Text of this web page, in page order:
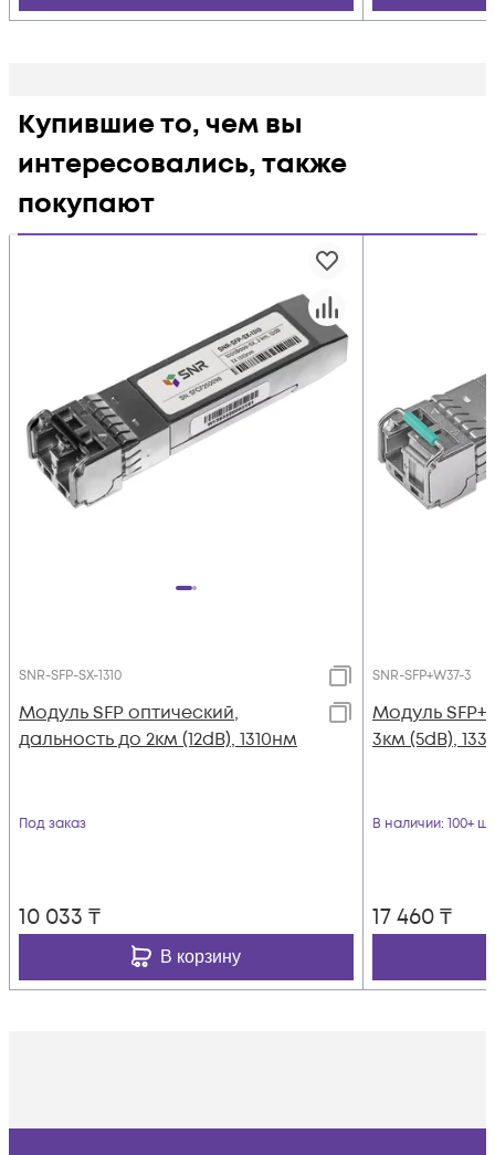
Купившие то, чем вы
интересовались, также
покупают
SNR-SFP-SX-1310
Модуль SFP оптический,
дальность до 2км (12dB), 1310нм
Под заказ
10 033 ₸
В корзину
SNR-SFP+W37-3
Модуль SFP+
3км (5dB),
В наличии: 100+ шт
17 460₸